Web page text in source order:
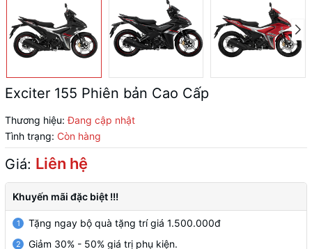
Exciter 155 Phiên bản Cao Cấp
Thương hiệu: Đang cập nhật
Tình trạng: Còn hàng
Giá: Liên hệ
Khuyến mãi đặc biệt !!!
1 Tặng ngay bộ quà tặng trí giá 1.500.000đ
2 Giảm 30% - 50% giá trị phụ kiện.